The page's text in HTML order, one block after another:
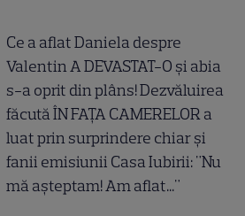
Ce a aflat Daniela despre
Valentin A DEVASTAT-O și abia
s-a oprit din plâns! Dezvăluirea
făcută ÎN FAȚA CAMERELOR a
luat prin surprindere chiar și
fanii emisiunii Casa Iubirii: "Nu
mă așteptam! Am aflat..."